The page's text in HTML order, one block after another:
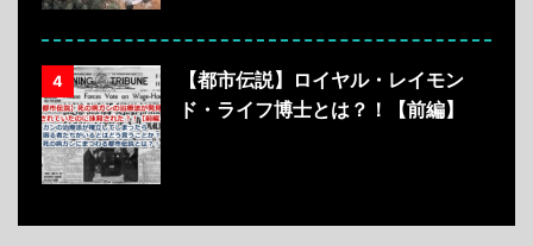
4
【都市伝説】ロイヤル・レイモン
ド・ライフ博士とは？！【前編】